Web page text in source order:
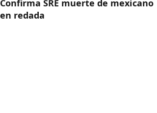
Confirma SRE muerte de mexicano
en redada